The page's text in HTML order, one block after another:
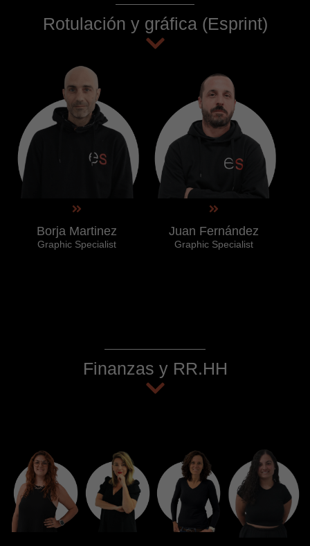
Rotulación y gráfica (Esprint)
Borja Martinez
Graphic Specialist
Juan Fernández
Graphic Specialist
Finanzas y RR.HH